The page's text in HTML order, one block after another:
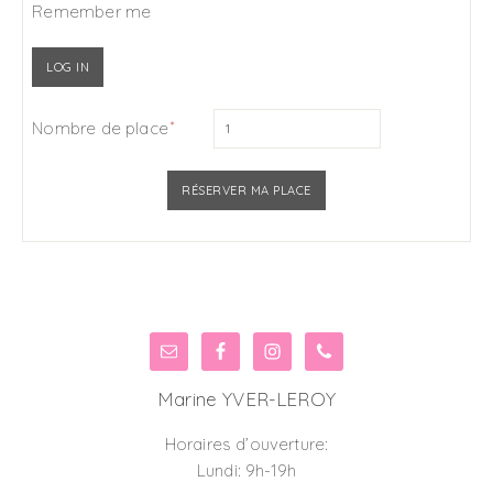
Remember me
Nombre de place
Marine YVER-LEROY
Horaires d’ouverture:
Lundi: 9h-19h